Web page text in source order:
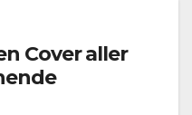
Cover aller